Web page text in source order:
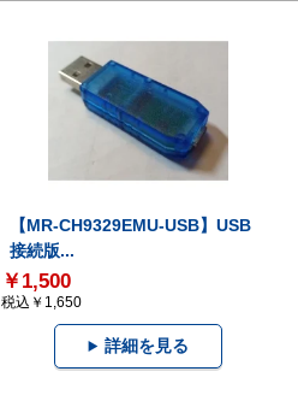
【MR-CH9329EMU-USB】USB
接続版...
￥1,500
税込￥1,650
詳細を見る